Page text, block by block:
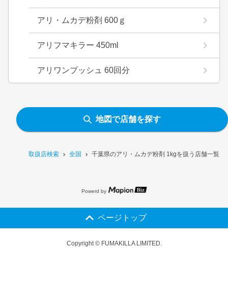
取扱店検索 全国 千葉県のアリ・ムカデ粉剤 1kgを扱う店舗一覧
アリ・ムカデ粉剤 600ｇ
アリフマキラー 450ml
アリワンプッシュ 60回分
地図で店舗を探す
Powerd by
ページトップ
Copyright © FUMAKILLA LIMITED.